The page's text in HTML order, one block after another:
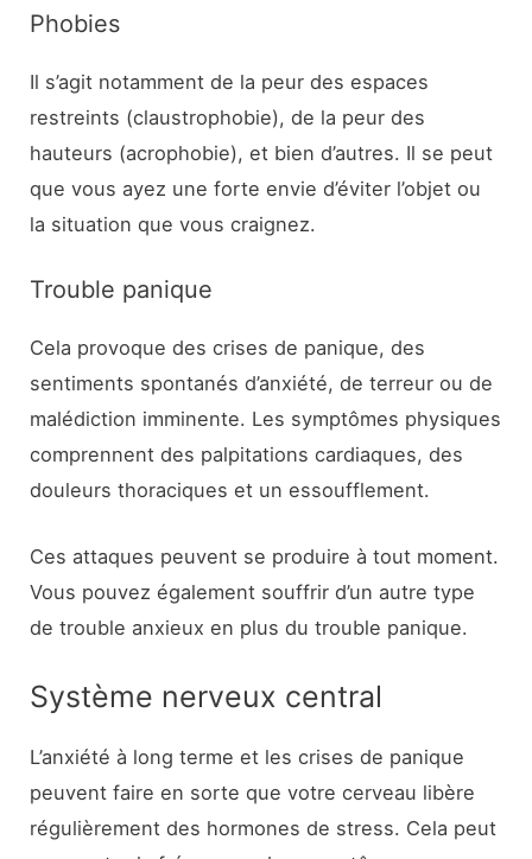
Phobies
Il s’agit notamment de la peur des espaces
restreints (claustrophobie), de la peur des
hauteurs (acrophobie), et bien d’autres. Il se peut
que vous ayez une forte envie d’éviter l’objet ou
la situation que vous craignez.
Trouble panique
Cela provoque des crises de panique, des
sentiments spontanés d’anxiété, de terreur ou de
malédiction imminente. Les symptômes physiques
comprennent des palpitations cardiaques, des
douleurs thoraciques et un essoufflement.
Ces attaques peuvent se produire à tout moment.
Vous pouvez également souffrir d’un autre type
de trouble anxieux en plus du trouble panique.
Système nerveux central
L’anxiété à long terme et les crises de panique
peuvent faire en sorte que votre cerveau libère
régulièrement des hormones de stress. Cela peut